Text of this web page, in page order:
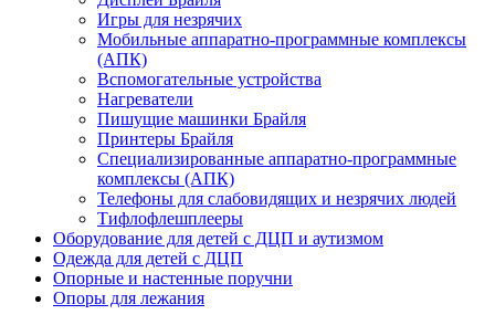
Игры для незрячих
Мобильные аппаратно-программные комплексы
(АПК)
Вспомогательные устройства
Нагреватели
Пишущие машинки Брайля
Принтеры Брайля
Специализированные аппаратно-программные
комплексы (АПК)
Телефоны для слабовидящих и незрячих людей
Тифлофлешплееры
Оборудование для детей с ДЦП и аутизмом
Одежда для детей с ДЦП
Опорные и настенные поручни
Опоры для лежания